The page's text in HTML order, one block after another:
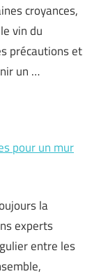
croyances,
vin du
précautions et
un …
pour un mur
la
experts
entre les